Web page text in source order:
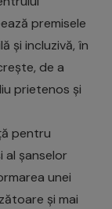
premisele
și incluzivă, în
de a
prietenos și
pentru
șanselor
unei
și mai